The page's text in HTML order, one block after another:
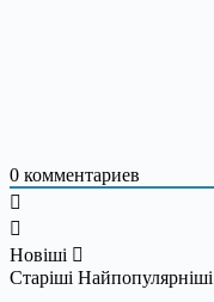
0 комментариев
Новіші
Старіші Найпопулярніші